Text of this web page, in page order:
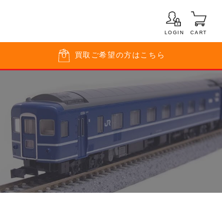
LOGIN CART
買取 ご希望の方はこちら